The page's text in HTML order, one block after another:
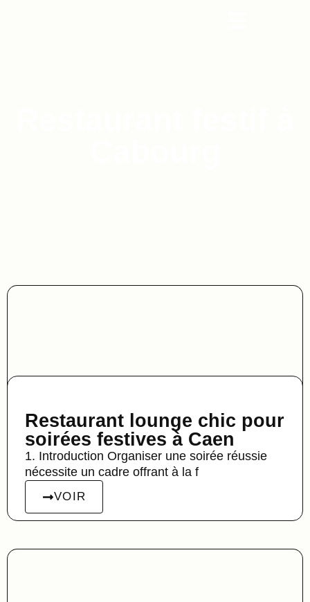
Restaurant lounge chic pour
soirées festives à Caen
1. Introduction Organiser une soirée réussie
nécessite un cadre offrant à la f
VOIR